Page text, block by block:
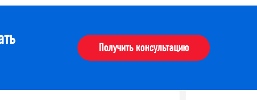
Получить консультацию